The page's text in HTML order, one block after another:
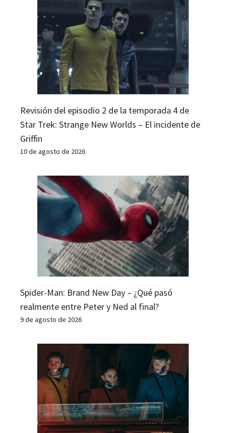
Revisión del episodio 2 de la temporada 4 de
Star Trek: Strange New Worlds – El incidente de
Griffin
10 de agosto de 2026
Spider-Man: Brand New Day – ¿Qué pasó
realmente entre Peter y Ned al final?
9 de agosto de 2026